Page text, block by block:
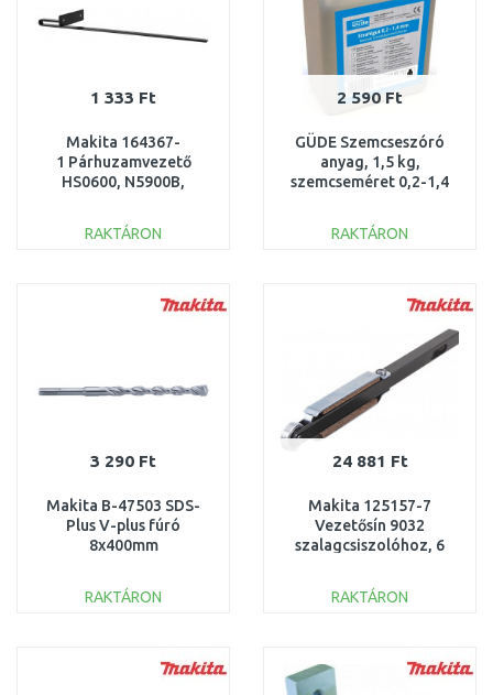
1 333 Ft
Makita 164367-
1 Párhuzamvezető
HS0600, N5900B,
RAKTÁRON
Összehasonlítás
2 590 Ft
GÜDE Szemcseszóró
anyag, 1,5 kg,
szemcseméret 0,2-1,4
RAKTÁRON
Összehasonlítás
3 290 Ft
Makita B-47503 SDS-
Plus V-plus fúró
8x400mm
RAKTÁRON
Összehasonlítás
24 881 Ft
Makita 125157-7
Vezetősín 9032
szalagcsiszolóhoz, 6
RAKTÁRON
Összehasonlítás